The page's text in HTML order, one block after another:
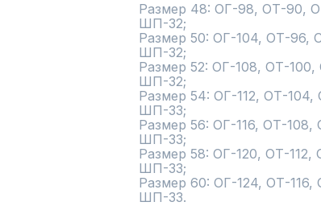
Размер 48: ОГ-98, ОТ-90,
ШП-32;
Размер 50: ОГ-104, ОТ-96,
ШП-32;
Размер 52: ОГ-108, ОТ-
ШП-32;
Размер 54: ОГ-112, ОТ-
ШП-33;
Размер 56: ОГ-116, ОТ-
ШП-33;
Размер 58: ОГ-120, ОТ-
ШП-33;
Размер 60: ОГ-124, ОТ-
ШП-33.